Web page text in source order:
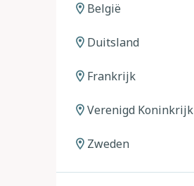
België
Duitsland
Frankrijk
Verenigd Koninkrijk
Zweden
Noorwegen